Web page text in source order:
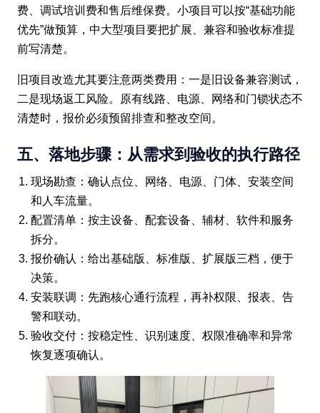
费、调试培训费和售后维保费。小项目可以按“基础功能
优先”做预算，中大型项目要把扩展、兼容和验收标准提
前写清楚。
旧项目改造尤其要注意两类费用：一是旧设备兼容测试，
二是现场返工风险。原有线路、电源、网络和门锁状态不
清楚时，报价必须预留排查和整改空间。
五、落地步骤：从需求到验收的执行路径
现场勘查：确认点位、网络、电源、门体、安装空间
和人车流量。
配置清单：按主设备、配套设备、辅材、软件和服务
拆分。
报价确认：给出基础版、标准版、扩展版三档，便于
决策。
安装联调：先跑核心通行流程，再补权限、报表、告
警和联动。
验收交付：按稳定性、识别速度、权限准确率和异常
恢复逐项确认。